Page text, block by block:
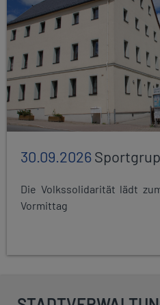
30.09.2026
Die Volkssolidarität lädt
Vormittag